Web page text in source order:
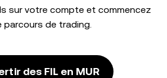
sur votre compte et commencez
parcours de trading.
des FIL en MUR